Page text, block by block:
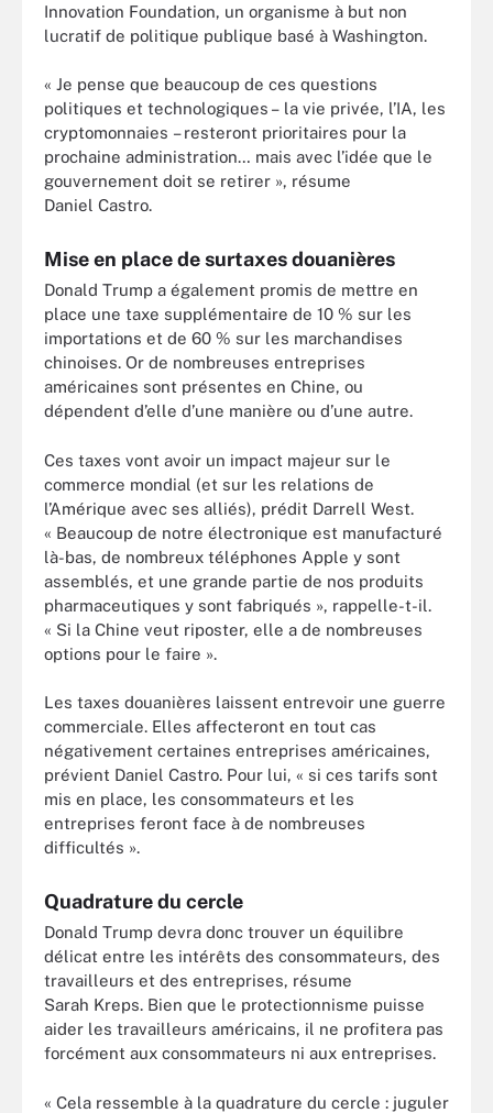
Innovation Foundation, un organisme à but non
lucratif de politique publique basé à Washington.
« Je pense que beaucoup de ces questions
politiques et technologiques – la vie privée, l’IA, les
cryptomonnaies – resteront prioritaires pour la
prochaine administration… mais avec l’idée que le
gouvernement doit se retirer », résume
Daniel Castro.
Mise en place de surtaxes douanières
Donald Trump a également promis de mettre en
place une taxe supplémentaire de 10 % sur les
importations et de 60 % sur les marchandises
chinoises. Or de nombreuses entreprises
américaines sont présentes en Chine, ou
dépendent d’elle d’une manière ou d’une autre.
Ces taxes vont avoir un impact majeur sur le
commerce mondial (et sur les relations de
l’Amérique avec ses alliés), prédit Darrell West.
« Beaucoup de notre électronique est manufacturé
là-bas, de nombreux téléphones Apple y sont
assemblés, et une grande partie de nos produits
pharmaceutiques y sont fabriqués », rappelle-t-il.
« Si la Chine veut riposter, elle a de nombreuses
options pour le faire ».
Les taxes douanières laissent entrevoir une guerre
commerciale. Elles affecteront en tout cas
négativement certaines entreprises américaines,
prévient Daniel Castro. Pour lui, « si ces tarifs sont
mis en place, les consommateurs et les
entreprises feront face à de nombreuses
difficultés ».
Quadrature du cercle
Donald Trump devra donc trouver un équilibre
délicat entre les intérêts des consommateurs, des
travailleurs et des entreprises, résume
Sarah Kreps. Bien que le protectionnisme puisse
aider les travailleurs américains, il ne profitera pas
forcément aux consommateurs ni aux entreprises.
« Cela ressemble à la quadrature du cercle : juguler